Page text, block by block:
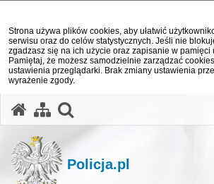
Strona używa plików cookies, aby ułatwić
serwisu oraz do celów statystycznych. Jeśli nie
zgadzasz się na ich użycie oraz zapisanie w pamięci
Pamiętaj, że możesz samodzielnie zarządzać
ustawienia przeglądarki. Brak zmiany ustawienia
wyrażenie zgody.
Policja.pl